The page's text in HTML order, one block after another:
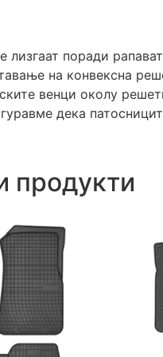
лизгаат поради
на конвексна
венци околу
дека
продукти